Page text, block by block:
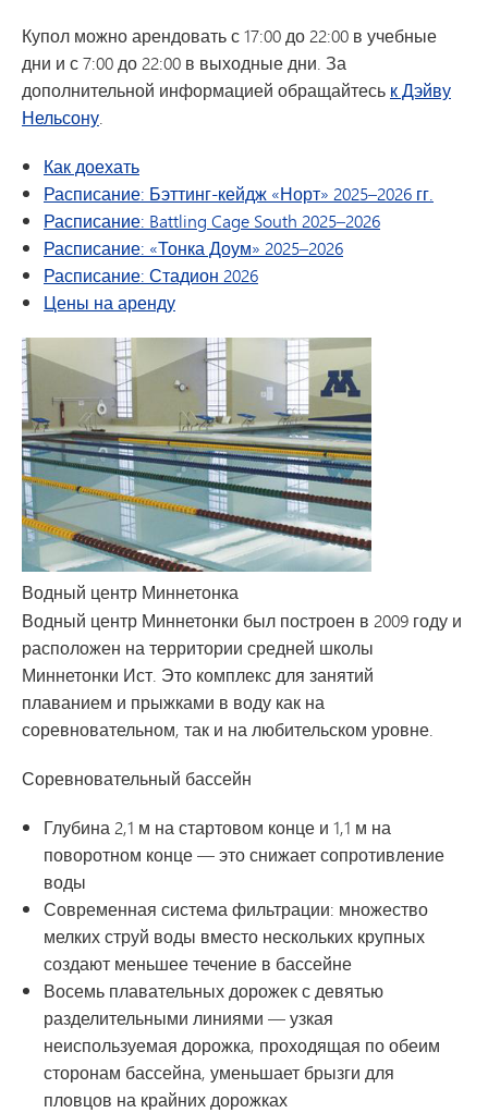
Купол можно арендовать с 17:00 до 22:00 в учебные
дни и с 7:00 до 22:00 в выходные дни. За
дополнительной информацией обращайтесь к Дэйву
Нельсону
Как доехать
Расписание: Бэттинг-кейдж «Норт» 2025–2026 гг.
Расписание: Battling Cage South 2025–2026
Расписание: «Тонка Доум» 2025–2026
Расписание: Стадион 2026
Цены на аренду
Водный центр Миннетонка
Водный центр Миннетонки был построен в 2009 году и
расположен на территории средней школы
Миннетонки Ист. Это комплекс для занятий
плаванием и прыжками в воду как на
соревновательном, так и на любительском уровне.
Соревновательный бассейн
Глубина 2,1 м на стартовом конце и 1,1 м на
поворотном конце — это снижает сопротивление
воды
Современная система фильтрации: множество
мелких струй воды вместо нескольких крупных
создают меньшее течение в бассейне
Восемь плавательных дорожек с девятью
разделительными линиями — узкая
неиспользуемая дорожка, проходящая по обеим
сторонам бассейна, уменьшает брызги для
пловцов на крайних дорожках